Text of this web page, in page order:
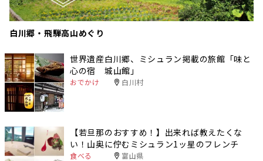
白川郷・飛騨高山めぐり
世界遺産白川郷、ミシュラン掲載の旅館「味と
心の宿 城山館」
おでかけ 白川村
【若旦那のおすすめ！】出来れば教えたくな
い！山奥に佇むミシュラン1ッ星のフレンチ
食べる 富山県